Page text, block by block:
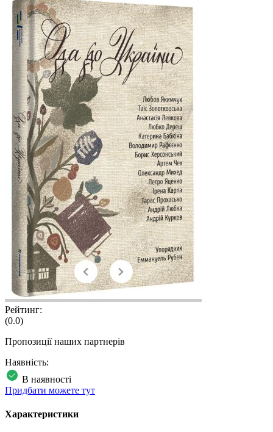
Рейтинг:
(0.0)
Пропозиції наших партнерів
Наявність:
В наявності
Придбати можете тут
Характеристики